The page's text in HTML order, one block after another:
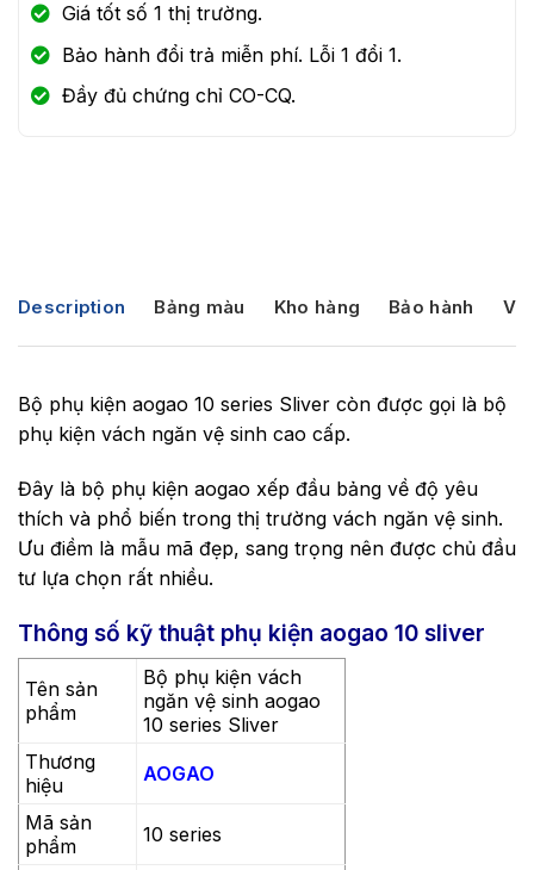
Giá tốt số 1 thị trường.
Bảo hành đổi trả miễn phí. Lỗi 1 đổi 1.
Đầy đủ chứng chỉ CO-CQ.
Description Bảng màu Kho hàng Bảo hành
Bộ phụ kiện aogao 10 series Sliver còn được gọi là bộ
phụ kiện vách ngăn vệ sinh cao cấp.
Đây là bộ phụ kiện aogao xếp đầu bảng về độ yêu
thích và phổ biến trong thị trường vách ngăn vệ sinh.
Ưu điềm là mẫu mã đẹp, sang trọng nên được chủ đầu
tư lựa chọn rất nhiều.
Thông số kỹ thuật phụ kiện aogao 10 sliver
Tên sản
phẩm
Bộ phụ kiện vách
ngăn vệ sinh aogao
10 series Sliver
Thương
hiệu
AOGAO
Mã sản
phẩm
10 series